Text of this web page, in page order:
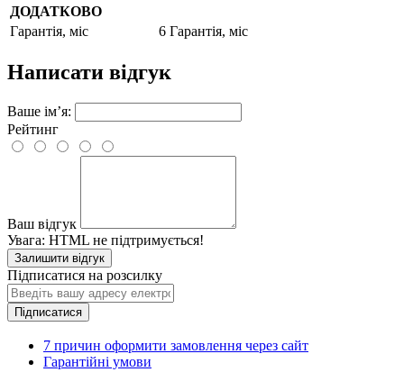
ДОДАТКОВО
Гарантія, міс
6 Гарантія, міс
Написати відгук
Ваше ім’я:
Рейтинг
Ваш відгук
Увага: HTML не підтримується!
Залишити відгук
Підписатися на розсилку
Підписатися
7 причин оформити замовлення через сайт
Гарантійні умови